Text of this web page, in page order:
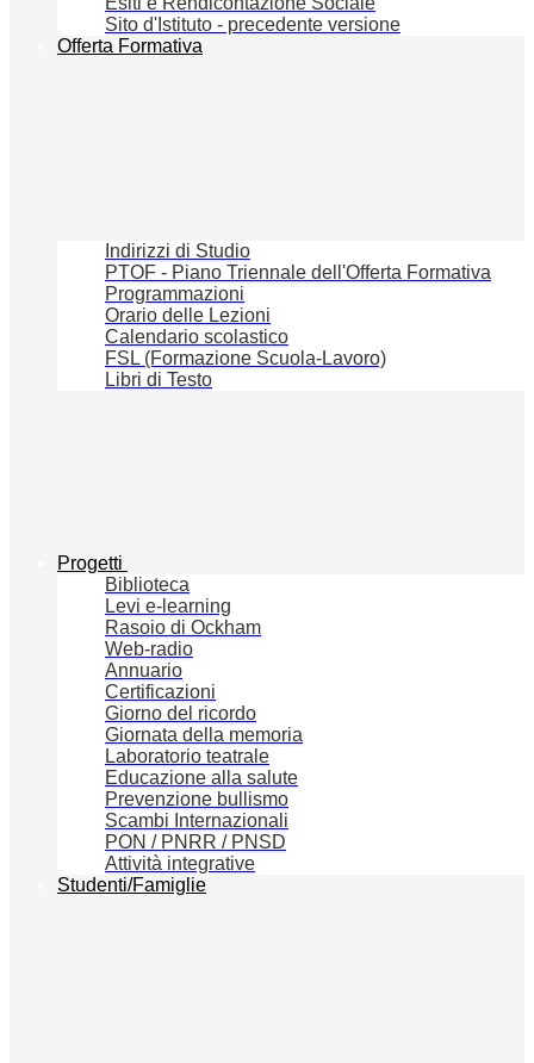
Sito d'Istituto - precedente versione
Offerta Formativa
Indirizzi di Studio
PTOF - Piano Triennale dell'Offerta Formativa
Programmazioni
Orario delle Lezioni
Calendario scolastico
FSL (Formazione Scuola-Lavoro)
Libri di Testo
Progetti
Biblioteca
Levi e-learning
Rasoio di Ockham
Web-radio
Annuario
Certificazioni
Giorno del ricordo
Giornata della memoria
Laboratorio teatrale
Educazione alla salute
Prevenzione bullismo
Scambi Internazionali
PON / PNRR / PNSD
Attività integrative
Studenti/Famiglie